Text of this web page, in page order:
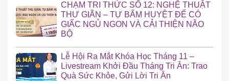
CHẠM TRI THỨC SỐ 12: NGHỆ THUẬT
THƯ GIÃN – TỰ BẤM HUYỆT ĐỂ CÓ
GIẤC NGỦ NGON VÀ CẢI THIỆN NÃO
BỘ
Lễ Hội Ra Mắt Khóa Học Tháng 11 –
Livestream Khởi Đầu Tháng Tri Ân: Trao
Quà Sức Khỏe, Gửi Lời Tri Ân